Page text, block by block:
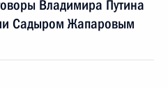
Владимира Путина
Садыром Жапаровым